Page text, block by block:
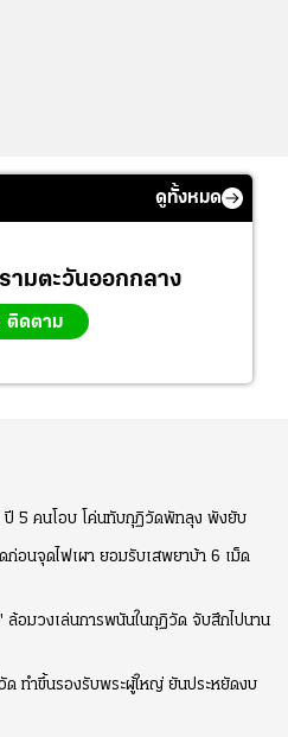
ดูทั้งหมด
ามตะวันออกกลาง
ติดตาม
5 คนโอบ โค่นทับกุฏิวัดพัทลุง พังยับ
อนจุดไฟเผา ยอมรับเสพยาบ้า 6 เม็ด
ล้อมวงเล่นการพนันในกุฏิวัด จับสึกไปนาน
ด ทำขึ้นรองรับพระผู้ใหญ่ ยันประหยัดงบ